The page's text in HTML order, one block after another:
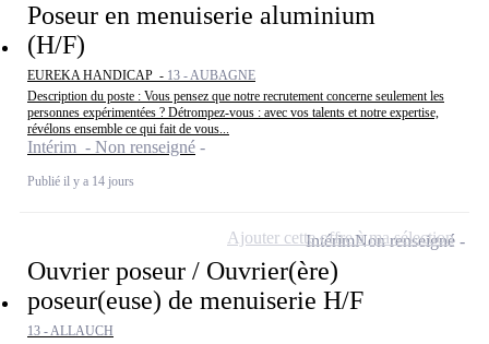
Poseur en menuiserie aluminium
(H/F)
EUREKA HANDICAP - 13 - AUBAGNE
Description du poste : Vous pensez que notre recrutement concerne seulement les
personnes expérimentées ? Détrompez-vous : avec vos talents et notre expertise,
révélons ensemble ce qui fait de vous...
Intérim - Non renseigné
Publié il y a 14 jours
Ouvrier poseur / Ouvrier(ère)
poseur(euse) de menuiserie H/F
13 - ALLAUCH
IntérimNon renseigné
Ajouter cette offre à ma sélection